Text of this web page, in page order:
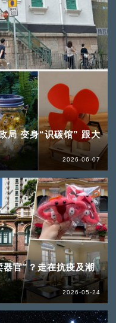
局 变身“识碳馆” 跟大
2026-06-07
官”？走在抗疫及潮
2026-05-24